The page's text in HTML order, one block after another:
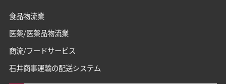
食品物流業
医薬/医薬品物流業
商流/フードサービス
石井商事運輸の配送システム